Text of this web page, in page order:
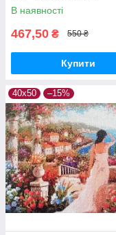
В наявності
467,50 ₴ 550 ₴
Купити
40х50 –15%